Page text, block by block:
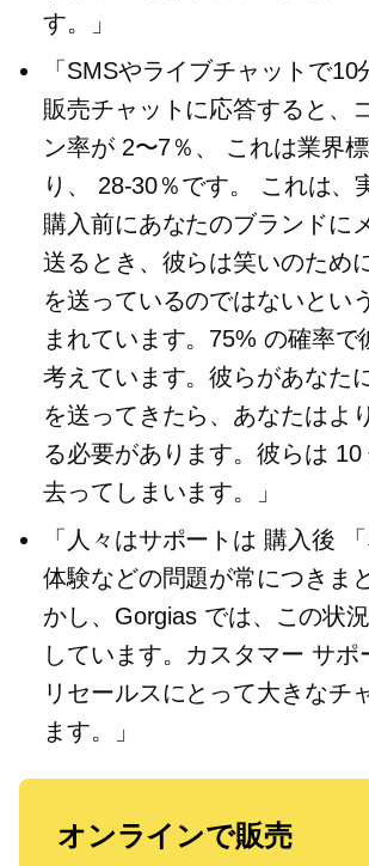
す。」
「SMSやライブチャットで
販売チャットに応答すると、
ン率が 2〜7％、
これは業界
り、 28-30％です。
これは、
購入前にあなたのブランドに
送るとき、彼らは笑いのため
を送っているのではないとい
まれています。75% の確率で
考えています。彼らがあなた
を送ってきたら、あなたはよ
る必要があります。彼らは 10
去ってしまいます。」
「人々はサポートは 購入後
体験などの問題が常につきま
かし、Gorgias では、この状
しています。カスタマー サポ
リセールスにとって大きなチ
ます。」
オンラインで販売